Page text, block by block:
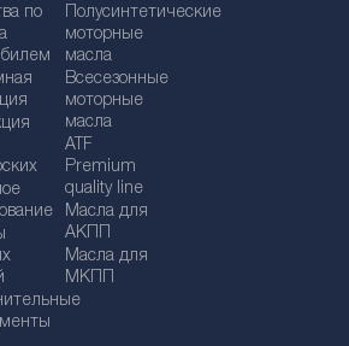
по
Полусинтетические
моторные
масла
Bсесезонные
моторные
масла
ATF
Premium
quality line
Масла для
АКПП
Масла для
МКПП